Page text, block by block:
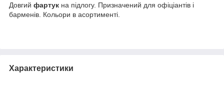
Довгий фартук на підлогу. Призначений для офіціантів і
барменів. Кольори в асортименті.
Характеристики